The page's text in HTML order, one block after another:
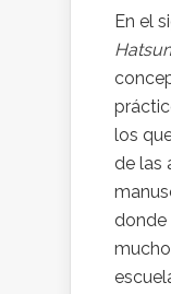
En el
los
de las
donde